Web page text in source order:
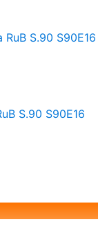
S.90 S90E16